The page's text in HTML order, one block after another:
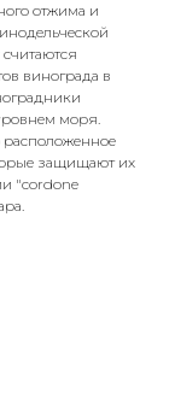
отжима и
винограда в
моря.
защищают их
"cordone